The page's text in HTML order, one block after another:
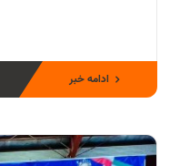
ادامه خبر